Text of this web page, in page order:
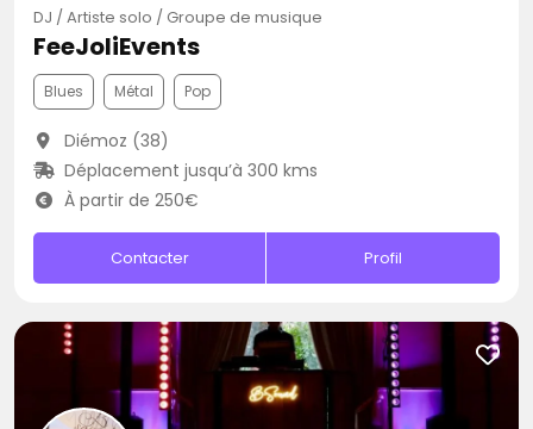
DJ / Artiste solo / Groupe de musique
FeeJoliEvents
Blues Métal Pop
Diémoz (38)
Déplacement jusqu’à 300 kms
À partir de 250€
Contacter Profil